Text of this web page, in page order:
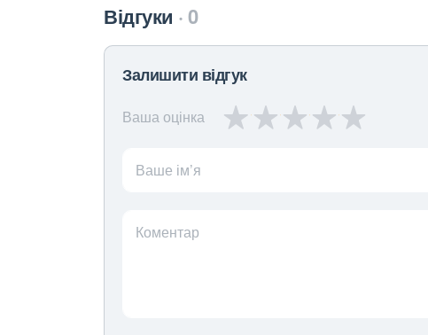
Відгуки 0
Залишити відгук
Ваша оцінка
Ваше ім’я
Коментар